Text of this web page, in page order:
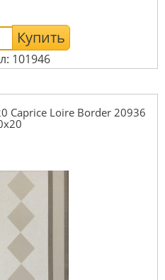
Купить
101946
Caprice Loire Border 20936